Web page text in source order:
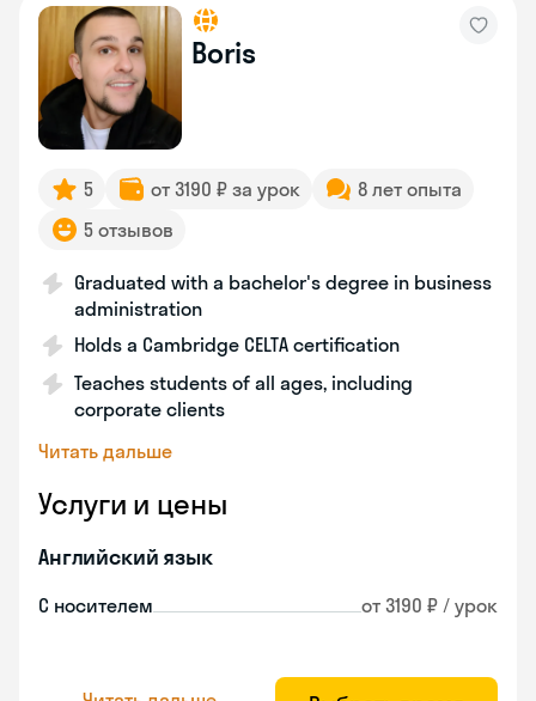
Boris
5 от 3190 ₽ за урок
8 лет опыта
5 отзывов
Graduated with a bachelor's degree in business
administration
Holds a Cambridge CELTA certification
Teaches students of all ages, including
corporate clients
Читать дальше
Услуги и цены
Английский язык
С носителем от 3190 ₽ / урок